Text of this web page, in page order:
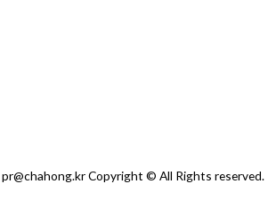
Copyright © All Rights reserved.